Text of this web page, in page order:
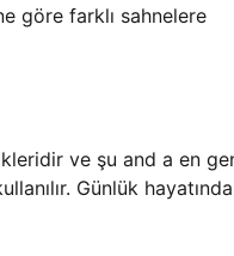
göre farklı sahnelere
ve şu and a en
Günlük